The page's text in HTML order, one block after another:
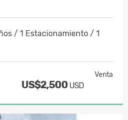
/ 1 Estacionamiento / 1
Venta
US$2,500 USD